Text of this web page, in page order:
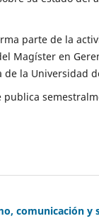
parte de la
Magíster en
la Universidad
publica
comunicación y